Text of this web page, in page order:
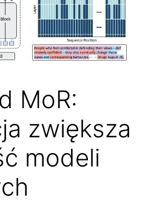
MoR:
zwiększa
modeli